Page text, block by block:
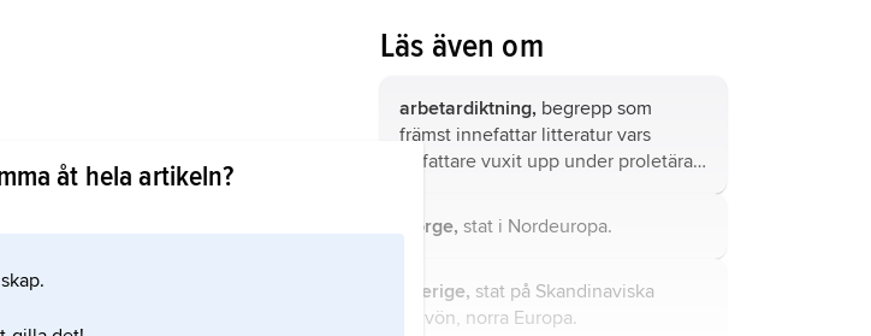
historia.
åt hela artikeln?
Läs även om
arbetardiktning, begrepp som
främst innefattar litteratur vars
författare vuxit upp under proletära
kroppsarbetat.
Norge, stat i Nordeuropa.
Sverige, stat på Skandinaviska
halvön, norra Europa.